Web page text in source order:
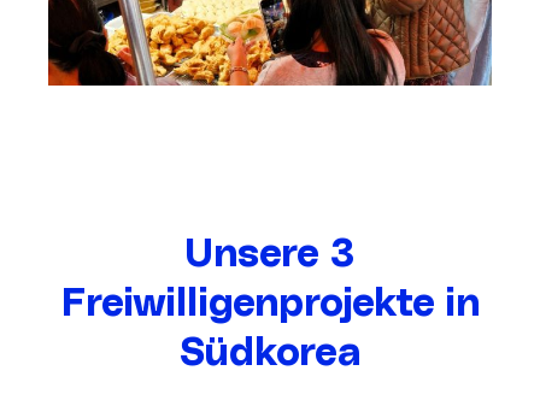
Unsere 3
Freiwilligenprojekte in
Südkorea